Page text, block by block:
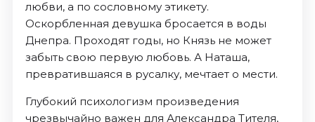
любви, а по сословному этикету.
Оскорбленная девушка бросается в воды
Днепра. Проходят годы, но Князь не может
забыть свою первую любовь. А Наташа,
превратившаяся в русалку, мечтает о мести.
Глубокий психологизм произведения
чрезвычайно важен для Александра Тителя,